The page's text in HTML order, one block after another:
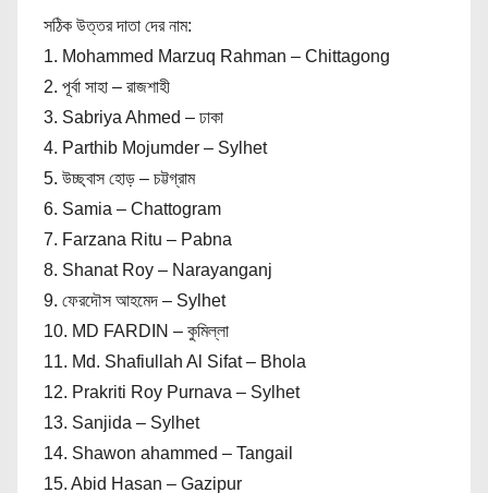
সঠিক উত্তর দাতা দের নাম:
1. Mohammed Marzuq Rahman – Chittagong
2. পূর্বা সাহা – রাজশাহী
3. Sabriya Ahmed – ঢাকা
4. Parthib Mojumder – Sylhet
5. উচ্ছ্বাস হোড় – চট্টগ্রাম
6. Samia – Chattogram
7. Farzana Ritu – Pabna
8. Shanat Roy – Narayanganj
9. ফেরদৌস আহমেদ – Sylhet
10. MD FARDIN – কুমিল্লা
11. Md. Shafiullah Al Sifat – Bhola
12. Prakriti Roy Purnava – Sylhet
13. Sanjida – Sylhet
14. Shawon ahammed – Tangail
15. Abid Hasan – Gazipur